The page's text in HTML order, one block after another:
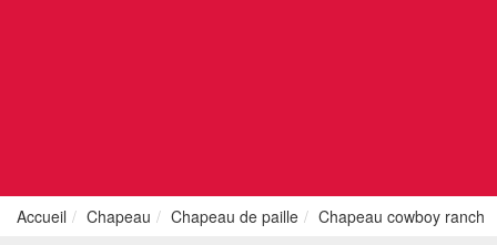
Accueil Chapeau Chapeau de paille Chapeau cowboy ranch